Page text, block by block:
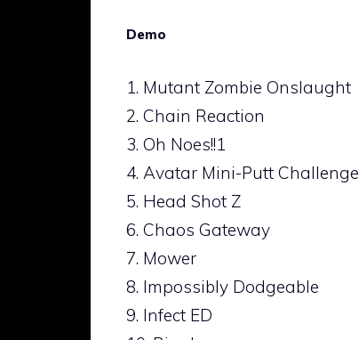
Demo
1. Mutant Zombie Onslaught
2. Chain Reaction
3. Oh Noes!!1
4. Avatar Mini-Putt Challenge
5. Head Shot Z
6. Chaos Gateway
7. Mower
8. Impossibly Dodgeable
9. Infect ED